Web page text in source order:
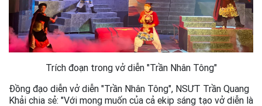
Trích đoạn trong vở diễn "Trần Nhân Tông"
Đồng đạo diễn vở diễn "Trần Nhân Tông", NSƯT Trần Quang
Khải chia sẻ: "Với mong muốn của cả ekip sáng tạo vở diễn là